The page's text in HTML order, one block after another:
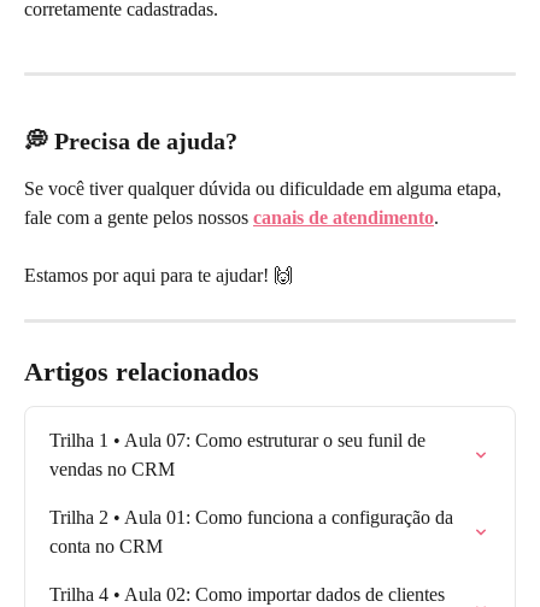
corretamente cadastradas.
💭 Precisa de ajuda?
Se você tiver qualquer dúvida ou dificuldade em alguma etapa,
fale com a gente pelos nossos canais de atendimento.
Estamos por aqui para te ajudar! 🙌
Artigos relacionados
Trilha 1 • Aula 07: Como estruturar o seu funil de
vendas no CRM
Trilha 2 • Aula 01: Como funciona a configuração da
conta no CRM
Trilha 4 • Aula 02: Como importar dados de clientes